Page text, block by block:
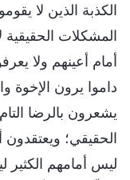
الكذبة الذين لا
المشكلات
أمام أعينهم ولا
داموا يرون الإخوة
يشعرون بالرضا
الحقيقي؛
ليس أمامهم